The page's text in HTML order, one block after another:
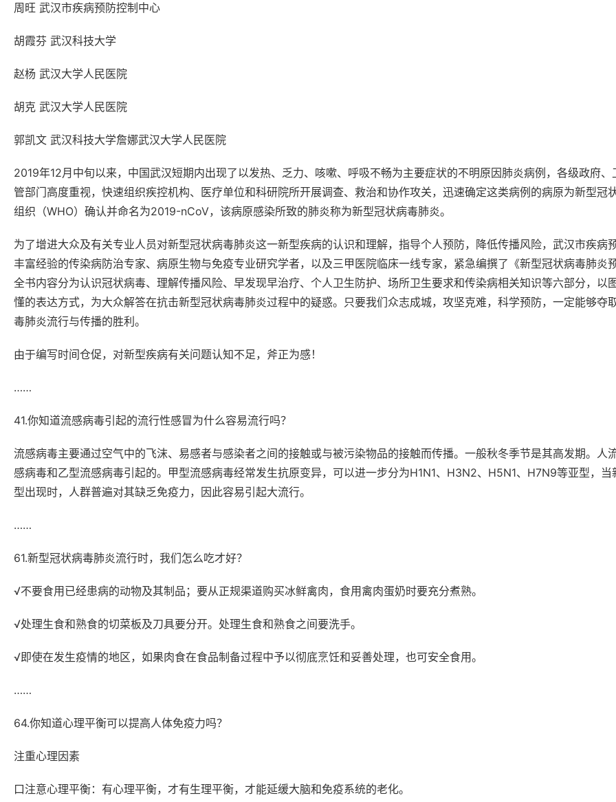
周旺 武汉市疾病预防控制中心
胡霞芬 武汉科技大学
赵杨 武汉大学人民医院
胡克 武汉大学人民医院
郭凯文 武汉科技大学詹娜武汉大学人民医院
2019年12月中旬以来，中国武汉短期内出现了以发热、乏力、咳嗽、呼吸不畅为主要症状的不明原因肺炎病例，各级政府、
管部门高度重视，快速组织疾控机构、医疗单位和科研院所开展调查、救治和协作攻关，迅速确定这类病例的病原为新型冠
组织（WHO）确认并命名为2019-nCoV，该病原感染所致的肺炎称为新型冠状病毒肺炎。
为了增进大众及有关专业人员对新型冠状病毒肺炎这一新型疾病的认识和理解，指导个人预防，降低传播风险，武汉市疾病
丰富经验的传染病防治专家、病原生物与免疫专业研究学者，以及三甲医院临床一线专家，紧急编撰了《新型冠状病毒肺炎
全书内容分为认识冠状病毒、理解传播风险、早发现早治疗、个人卫生防护、场所卫生要求和传染病相关知识等六部分，以
懂的表达方式，为大众解答在抗击新型冠状病毒肺炎过程中的疑惑。只要我们众志成城，攻坚克难，科学预防，一定能够夺
毒肺炎流行与传播的胜利。
由于编写时间仓促，对新型疾病有关问题认知不足，斧正为感！
……
41.你知道流感病毒引起的流行性感冒为什么容易流行吗？
流感病毒主要通过空气中的飞沫、易感者与感染者之间的接触或与被污染物品的接触而传播。一般秋冬季节是其高发期。人
感病毒和乙型流感病毒引起的。甲型流感病毒经常发生抗原变异，可以进一步分为H1N1、H3N2、H5N1、H7N9等亚型，当
型出现时，人群普遍对其缺乏免疫力，因此容易引起大流行。
……
61.新型冠状病毒肺炎流行时，我们怎么吃才好？
√不要食用已经患病的动物及其制品；要从正规渠道购买冰鲜禽肉，食用禽肉蛋奶时要充分煮熟。
√处理生食和熟食的切菜板及刀具要分开。处理生食和熟食之间要洗手。
√即使在发生疫情的地区，如果肉食在食品制备过程中予以彻底烹饪和妥善处理，也可安全食用。
……
64.你知道心理平衡可以提高人体免疫力吗？
注重心理因素
口注意心理平衡：有心理平衡，才有生理平衡，才能延缓大脑和免疫系统的老化。